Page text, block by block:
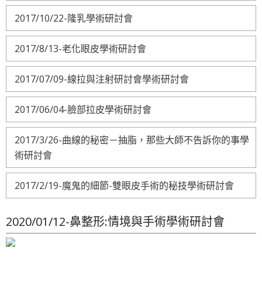
2017/10/22-隆乳學術研討會
2017/8/13-老化眼皮學術研討會
2017/07/09-線拉與注射研討會學術研討會
2017/06/04-臉部拉皮學術研討會
2017/3/26-曲線的秘密－抽脂，那些大師不告訴你的事學
術研討會
2017/2/19-魔鬼的細節-雙眼皮手術的秘技學術研討會
2020/01/12-鼻整形:情境與手術學術研討會